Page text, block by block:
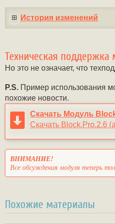
История изменений
Техническая
Но это не означает, что
P.S. Пример использования
похожие новости.
Скачать Модуль
Скачать Block.Pro.2.6
ВНИМАНИЕ!
Все обсуждения модуля теперь
Похожие материалы